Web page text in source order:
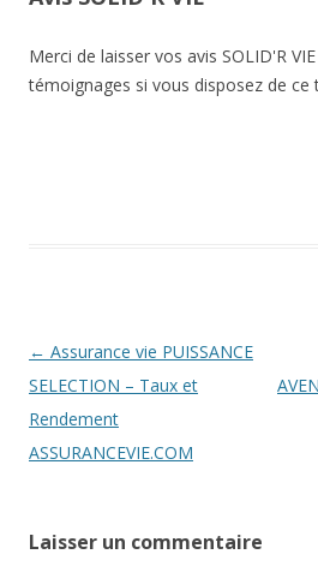
Merci de laisser vos avis SOLID'R
témoignages si vous disposez de ce
Navigation
des
articles
← Assurance vie PUISSANCE
SELECTION – Taux et
Rendement
ASSURANCEVIE.COM
Laisser un commentaire